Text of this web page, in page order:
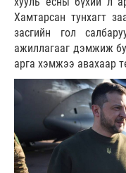
Хамтарсан тунхагт
засгийн гол
ажиллагааг дэмжиж
арга хэмжээ авахаар